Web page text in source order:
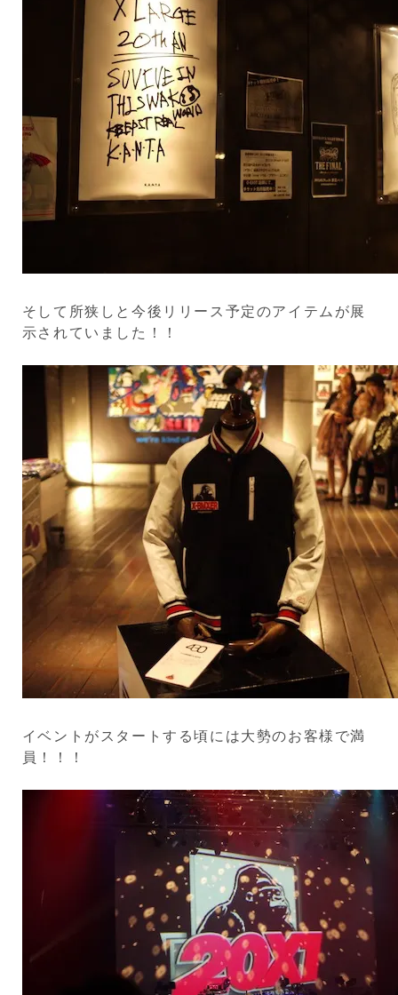
そして所狭しと今後リリース予定のアイテムが展
示されていました！！
イベントがスタートする頃には大勢のお客様で満
員！！！